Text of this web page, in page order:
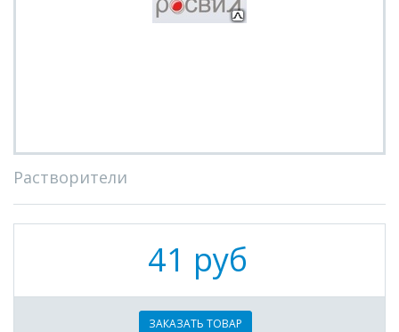
Растворители
41 руб
ЗАКАЗАТЬ ТОВАР